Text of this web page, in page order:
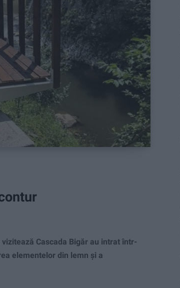
Cascada Bigăr au intrat într-
elementelor din lemn și a